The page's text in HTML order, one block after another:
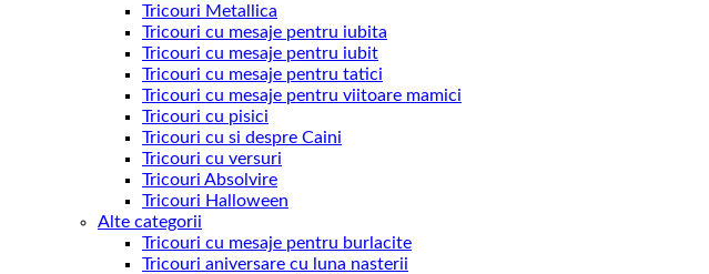
Tricouri Metallica
Tricouri cu mesaje pentru iubita
Tricouri cu mesaje pentru iubit
Tricouri cu mesaje pentru tatici
Tricouri cu mesaje pentru viitoare mamici
Tricouri cu pisici
Tricouri cu si despre Caini
Tricouri cu versuri
Tricouri Absolvire
Tricouri Halloween
Alte categorii
Tricouri cu mesaje pentru burlacite
Tricouri aniversare cu luna nasterii